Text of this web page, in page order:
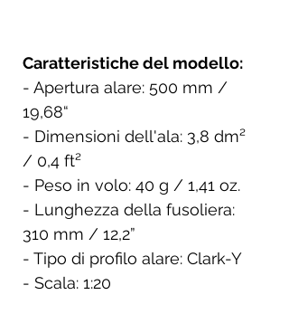
Caratteristiche del modello:
- Apertura alare: 500 mm /
19,68“
- Dimensioni dell'ala: 3,8 dm²
/ 0,4 ft²
- Peso in volo: 40 g / 1,41 oz.
- Lunghezza della fusoliera:
310 mm / 12,2”
- Tipo di profilo alare: Clark-Y
- Scala: 1:20